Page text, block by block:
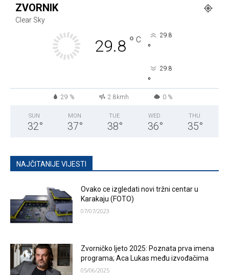
ZVORNIK
Clear Sky
29.8 ° C 29.8
°
29.8
°
29 % 2.8kmh 0 %
SUN
32°
MON
37°
TUE
38°
WED
36°
THU
35°
NAJČITANIJE VIJESTI
Ovako ce izgledati novi tržni centar u
Karakaju (FOTO)
07/07/2023
Zvorničko ljeto 2025: Poznata prva imena
programa; Aca Lukas među izvođačima
05/06/2025